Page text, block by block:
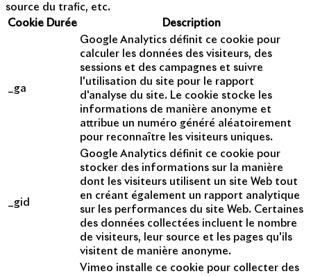
source du trafic, etc.
Cookie Durée Description
_ga
Google Analytics définit ce cookie pour
calculer les données des visiteurs, des
sessions et des campagnes et suivre
l'utilisation du site pour le rapport
d'analyse du site. Le cookie stocke les
informations de manière anonyme et
attribue un numéro généré aléatoirement
pour reconnaître les visiteurs uniques.
_gid
Google Analytics définit ce cookie pour
stocker des informations sur la manière
dont les visiteurs utilisent un site Web tout
en créant également un rapport analytique
sur les performances du site Web. Certaines
des données collectées incluent le nombre
de visiteurs, leur source et les pages qu'ils
visitent de manière anonyme.
Vimeo installe ce cookie pour collecter des